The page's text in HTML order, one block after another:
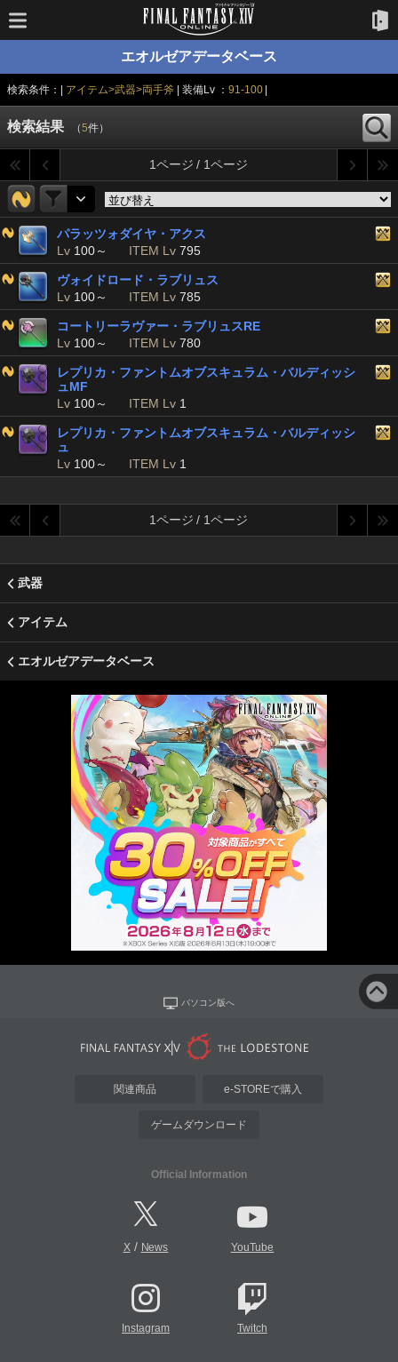
エオルゼアデータベース
検索条件：| アイテム>武器>両手斧 | 装備Lv ： 91-100|
検索結果 （5件）
1ページ / 1ページ
パラッツォダイヤ・アクス
Lv 100～ ITEM Lv 795
ヴォイドロード・ラブリュス
Lv 100～ ITEM Lv 785
コートリーラヴァー・ラブリュスRE
Lv 100～ ITEM Lv 780
レプリカ・ファントムオブスキュラム・バルディッシ
ュMF
Lv 100～ ITEM Lv 1
レプリカ・ファントムオブスキュラム・バルディッシ
ュ
Lv 100～ ITEM Lv 1
1ページ / 1ページ
武器
アイテム
エオルゼアデータベース
パソコン版へ
関連商品 e-STOREで購入
ゲームダウンロード
Official Information
X/ News YouTube
Instagram Twitch